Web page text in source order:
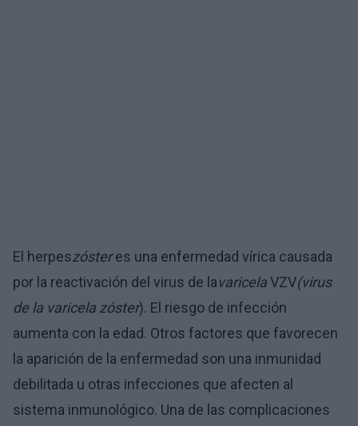
El herpeszósteres una enfermedad vírica causada
por la reactivación del virus de lavaricelaVZV(virus
de la varicela zóster). El riesgo de infección
aumenta con la edad. Otros factores que favorecen
la aparición de la enfermedad son una inmunidad
debilitada u otras infecciones que afecten al
sistema inmunológico. Una de las complicaciones